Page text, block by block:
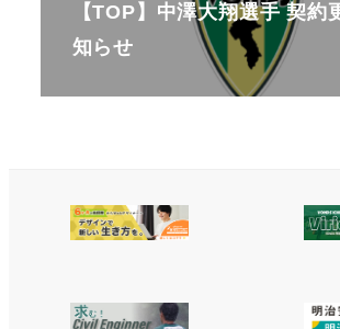
【TOP】中澤大翔選手 契約
知らせ